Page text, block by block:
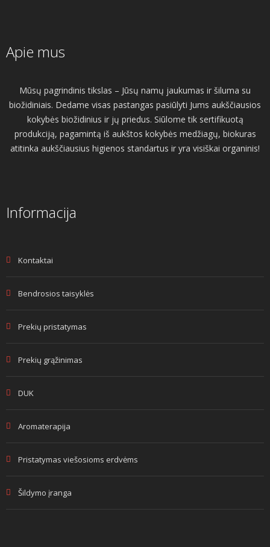
Apie mus
Mūsų pagrindinis tikslas – Jūsų namų jaukumas ir šiluma su
biožidiniais. Dedame visas pastangas pasiūlyti Jums aukščiausios
kokybės biožidinius ir jų priedus. Siūlome tik sertifikuotą
produkciją, pagamintą iš aukštos kokybės medžiagų, biokuras
atitinka aukščiausius higienos standartus ir yra visiškai organinis!
Informacija
Kontaktai
Bendrosios taisyklės
Prekių pristatymas
Prekių grąžinimas
DUK
Aromaterapija
Pristatymas viešosioms erdvėms
Šildymo įranga